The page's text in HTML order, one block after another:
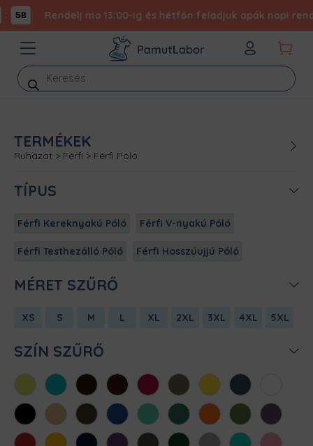
58 Rendelj ma 13:00-ig és hétfőn feladjuk apák napi
Products
search
TERMÉKEK
Ruházat > Férfi > Férfi Póló
TÍPUS
Férfi Kereknyakú Póló Férfi V-nyakú Póló
Férfi Testhezálló Póló Férfi Hosszúujjú Póló
MÉRET SZŰRŐ
XS S M L XL 2XL 3XL 4XL 5XL
SZÍN SZŰRŐ
AlmazöldAtollkékBarnaBordóChili Cink Citromsárga
Denim
FeketeHomokKhaki KirálykékMentaMéregzöld
NarancsOliva Padlizsán
Piros SárgaSötétkékSötétlilaSötétszürke
SötétzöldSportszürke
Türkiz
Világos